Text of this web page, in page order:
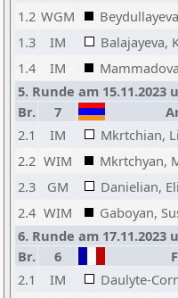
1.2 WGM
1.3
IM Balajayeva,
1.4
IM
5. Runde am 15.11.2023
Br.
7
2.1
IM Mkrtchian,
2.2 WIM Mkrtchyan,
2.3
GM Danielian,
2.4 WIM Gaboyan,
6. Runde am 17.11.2023
Br.
6
2.1
IM Daulyte-